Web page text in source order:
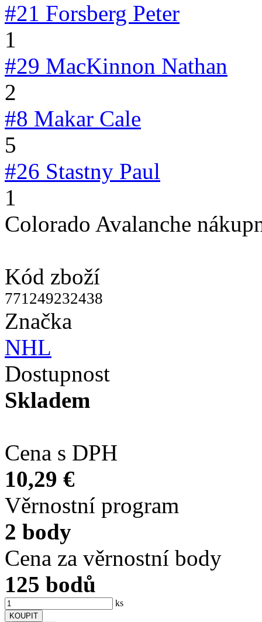
#21 Forsberg Peter
1
#29 MacKinnon Nathan
2
#8 Makar Cale
5
#26 Stastny Paul
1
Colorado Avalanche
Kód zboží
771249232438
Značka
NHL
Dostupnost
Skladem
Cena s DPH
10,29 €
Věrnostní program
2 body
Cena za věrnostní body
125 bodů
ks